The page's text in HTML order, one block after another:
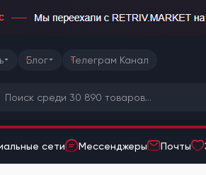
Блог Телеграм Канал
сети Мессенджеры Почты